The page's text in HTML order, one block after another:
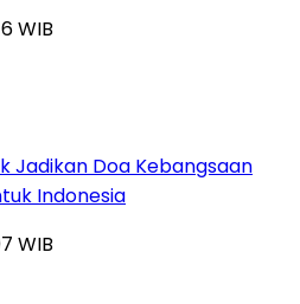
WIB
Jadikan Doa Kebangsaan
Indonesia
WIB